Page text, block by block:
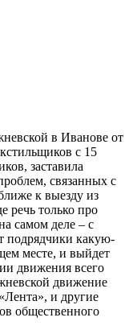
в Иванове от
с 15
заставила
связанных с
к выезду из
речь только про
самом деле – с
подрядчики какую-
месте, и выйдет
движения всего
движение
и другие
общественного